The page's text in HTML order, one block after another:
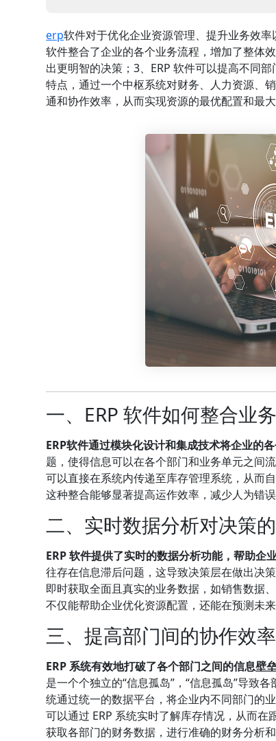
erp软件对于优化企业资源管理、提升业务效
软件整合了企业的各个业务流程，增加了整体
出更明智的决策；3、ERP 软件可以提高不同
特点，通过一个中枢系统对财务、人力资源、
通和协作效率，从而实现资源的最优配置和最大
一、ERP 软件如何整合业
ERP软件通过模块化设计和集成技术将企业的
题，使得信息可以在各个部门和业务单元之间
可以直接在系统内传递至库存管理系统，从而
这种整合能够显著提高运作效率，减少人为错
二、实时数据分析对决策
ERP 软件提供了实时的数据分析功能，帮助企
往存在信息滞后问题，这导致决策层在做出决
即时获取全面且真实的业务数据，如销售数据
不仅能帮助企业优化资源配置，还能在预测未
三、提高部门间的协作效率
ERP 系统有效地打破了各个部门之间的信息壁
是一个个独立的“信息孤岛”，“信息孤岛”导致
统通过统一的数据平台，将企业内不同部门的
可以通过 ERP 系统实时了解库存情况，从而
获取各部门的财务数据，进行准确的财务分析和